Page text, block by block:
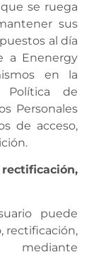
se ruega
sus
al día
a Enenergy
en la
Política de
Personales
de acceso,
puede
rectificación,
mediante